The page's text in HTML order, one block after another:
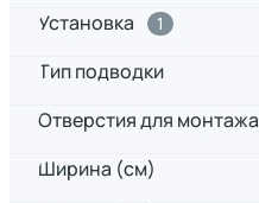
Установка
1
Тип подводки
Отверстия для монтажа
Ширина (см)